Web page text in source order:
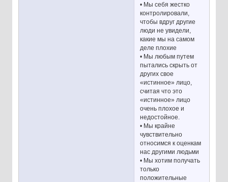
• Мы себя жестко
контролировали,
чтобы вдруг другие
люди не увидели,
какие мы на самом
деле плохие
• Мы любым путем
пытались скрыть от
других свое
«истинное» лицо,
считая что это
«истинное» лицо
очень плохое и
недостойное.
• Мы крайне
чувствительно
относимся к оценкам
нас другими людьми
• Мы хотим получать
только
положительные